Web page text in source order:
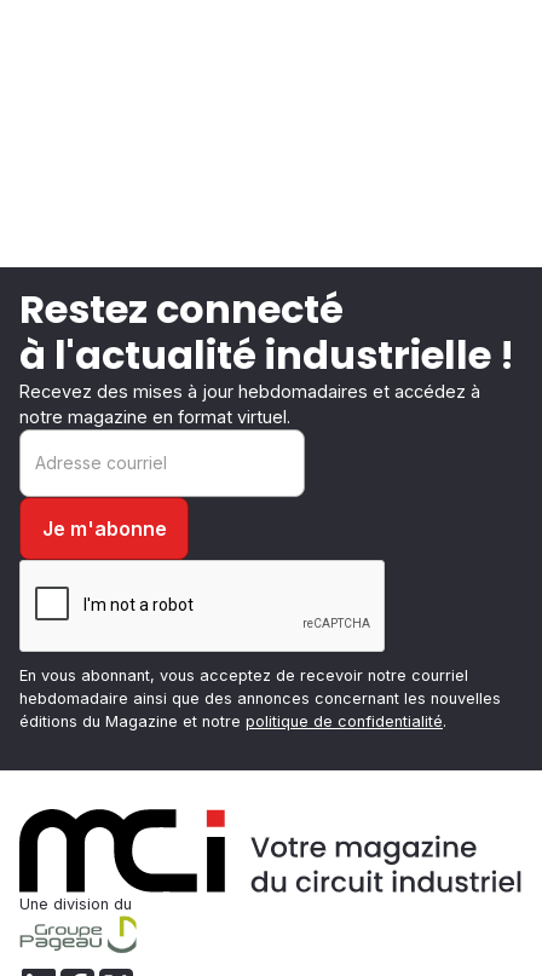
Restez connecté
à l'actualité industrielle !
Recevez des mises à jour hebdomadaires et accédez à
notre magazine en format virtuel.
En vous abonnant, vous acceptez de recevoir notre courriel
hebdomadaire ainsi que des annonces concernant les nouvelles
éditions du Magazine et notre politique de confidentialité.
Une division du